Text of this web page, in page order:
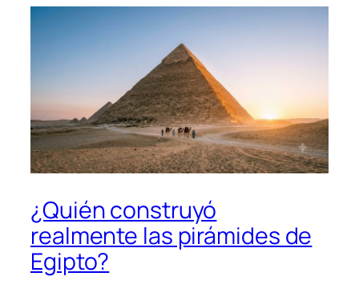
¿Quién construyó
realmente las pirámides de
Egipto?